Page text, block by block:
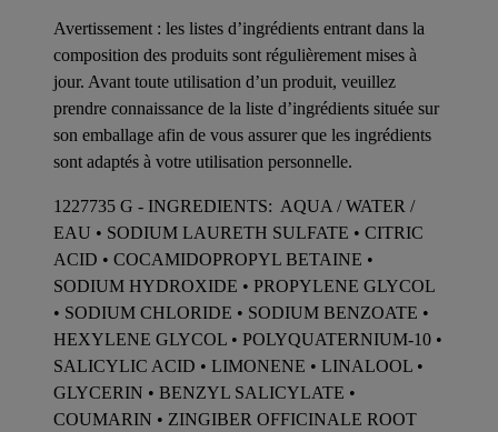
Avertissement : les listes d’ingrédients entrant dans la
composition des produits sont régulièrement mises à
jour. Avant toute utilisation d’un produit, veuillez
prendre connaissance de la liste d’ingrédients située sur
son emballage afin de vous assurer que les ingrédients
sont adaptés à votre utilisation personnelle.
1227735 G - INGREDIENTS: AQUA / WATER /
EAU • SODIUM LAURETH SULFATE • CITRIC
ACID • COCAMIDOPROPYL BETAINE •
SODIUM HYDROXIDE • PROPYLENE GLYCOL
• SODIUM CHLORIDE • SODIUM BENZOATE •
HEXYLENE GLYCOL • POLYQUATERNIUM-10 •
SALICYLIC ACID • LIMONENE • LINALOOL •
GLYCERIN • BENZYL SALICYLATE •
COUMARIN • ZINGIBER OFFICINALE ROOT